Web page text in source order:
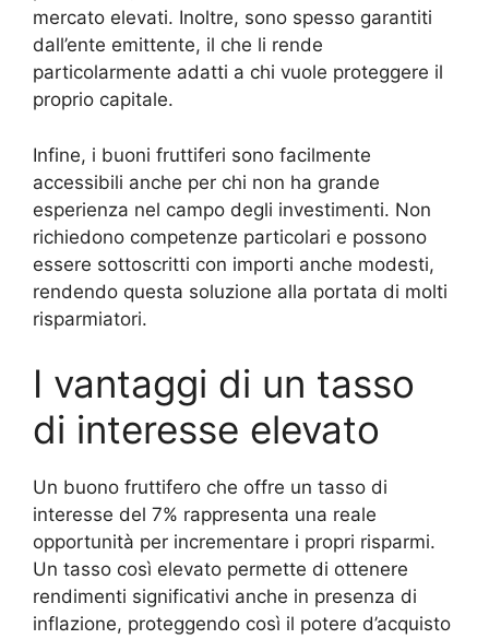
mercato elevati. Inoltre, sono spesso garantiti
dall’ente emittente, il che li rende
particolarmente adatti a chi vuole proteggere il
proprio capitale.
Infine, i buoni fruttiferi sono facilmente
accessibili anche per chi non ha grande
esperienza nel campo degli investimenti. Non
richiedono competenze particolari e possono
essere sottoscritti con importi anche modesti,
rendendo questa soluzione alla portata di molti
risparmiatori.
I vantaggi di un tasso
di interesse elevato
Un buono fruttifero che offre un tasso di
interesse del 7% rappresenta una reale
opportunità per incrementare i propri risparmi.
Un tasso così elevato permette di ottenere
rendimenti significativi anche in presenza di
inflazione, proteggendo così il potere d’acquisto